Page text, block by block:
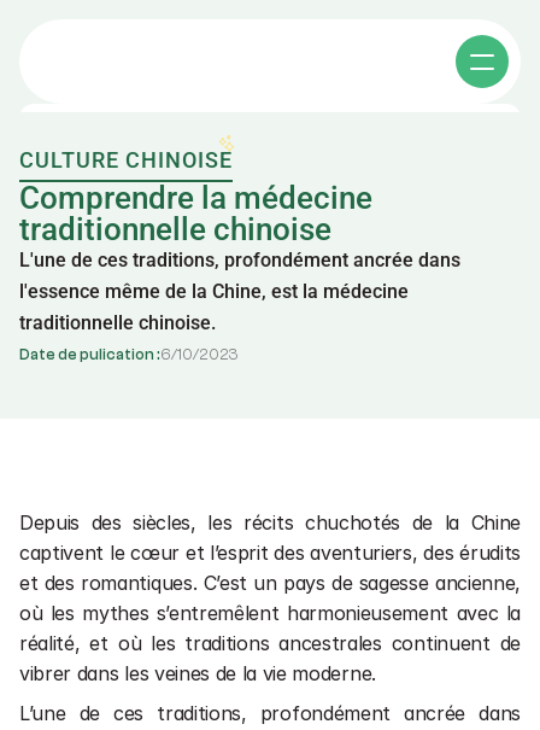
Cours individuels
Cours collectifs
Apprendre le chinois
Cours en entreprises 💼
Cours de chinois en direct 📺
Financement
Rechercher une formation ou un article
1 séance gratuite
CULTURE CHINOISE
Comprendre la médecine
traditionnelle chinoise
L'une de ces traditions, profondément ancrée dans
l'essence même de la Chine, est la médecine
traditionnelle chinoise.
Date de pulication :6/10/2023
Depuis des siècles, les récits chuchotés de la Chine
captivent le cœur et l’esprit des aventuriers, des érudits
et des romantiques. C’est un pays de sagesse ancienne,
où les mythes s’entremêlent harmonieusement avec la
réalité, et où les traditions ancestrales continuent de
vibrer dans les veines de la vie moderne.
L’une de ces traditions, profondément ancrée dans